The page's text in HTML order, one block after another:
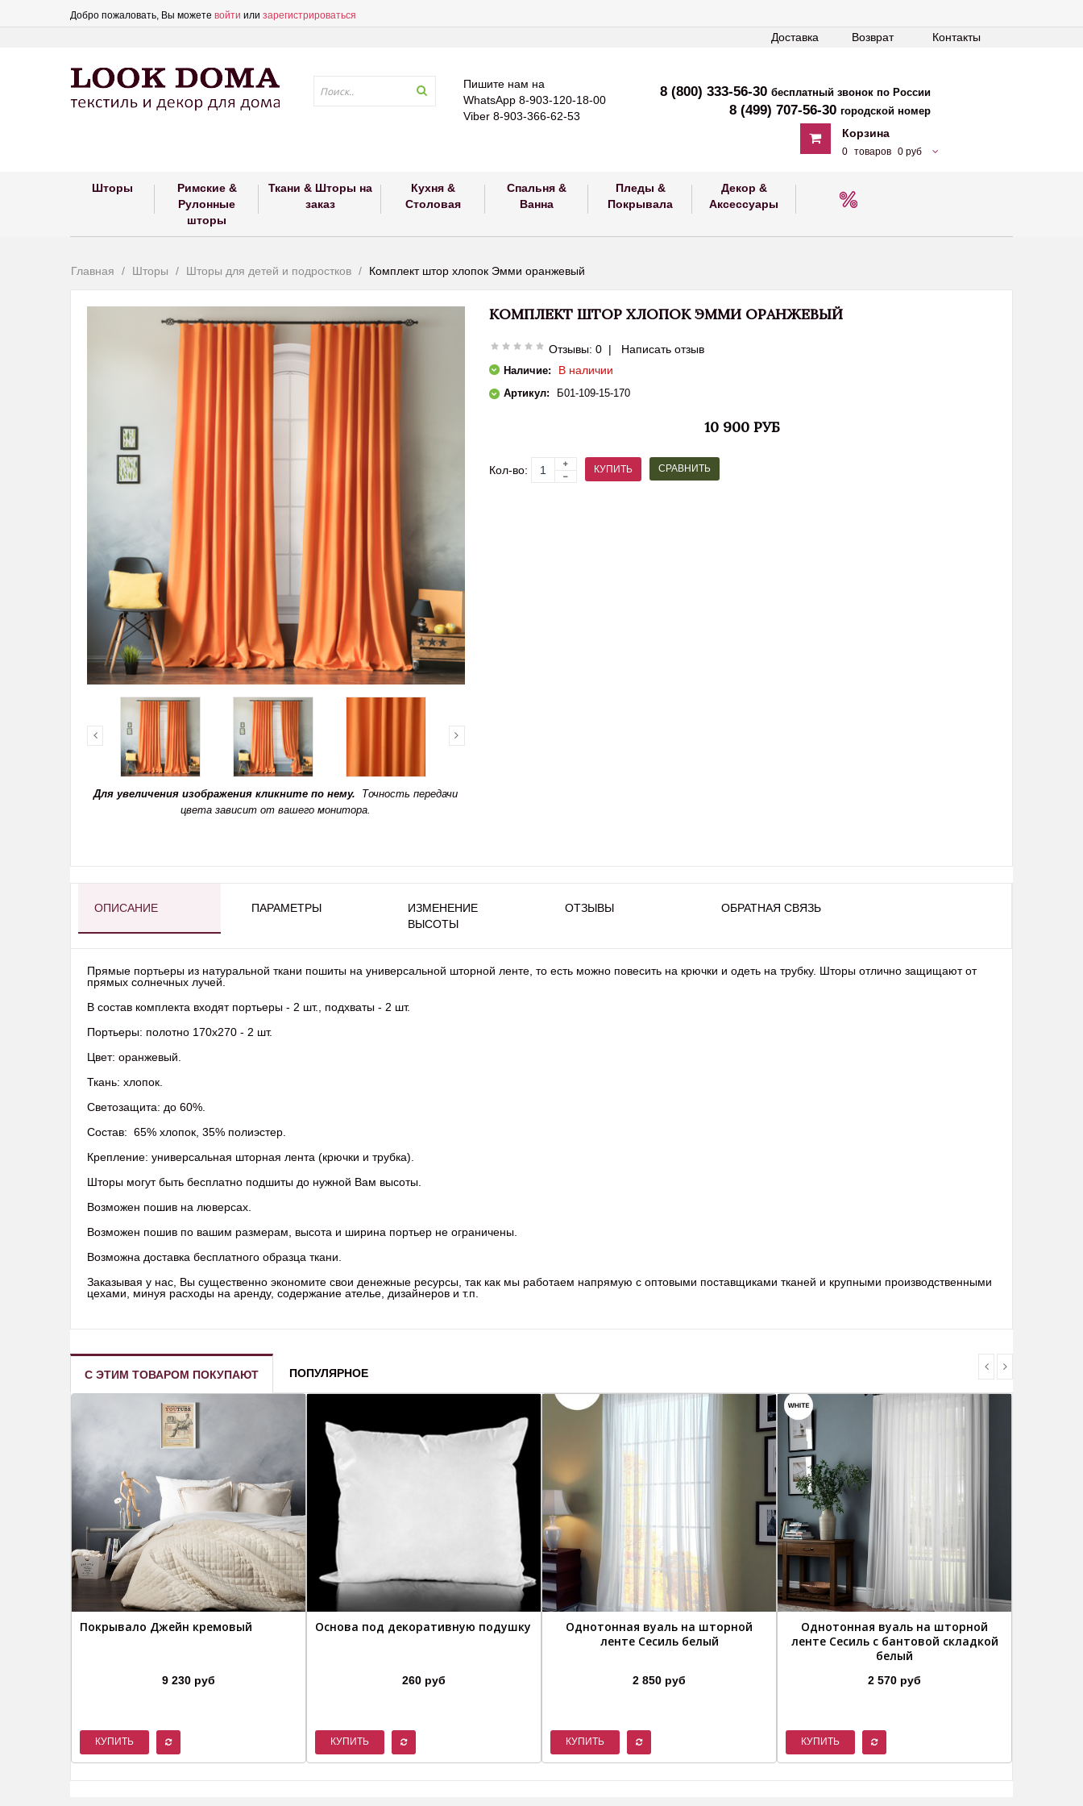
Добро пожаловать, Вы можете войти или зарегистрироваться
Контакты
Возврат
Доставка
Пишите нам на
WhatsApp 8-903-120-18-00
Viber 8-903-366-62-53
8 (800) 333-56-30 бесплатный звонок по России
8 (499) 707-56-30 городской номер
Корзина
0 товаров 0 руб
Шторы
Римские &
Рулонные
шторы
Ткани & Шторы на
заказ
Кухня &
Столовая
Спальня &
Ванна
Пледы &
Покрывала
Декор &
Аксессуары
Главная Шторы Шторы для детей и подростков Комплект штор хлопок Эмми оранжевый
Для увеличения изображения кликните по нему. Точность передачи
цвета зависит от вашего монитора.
КОМПЛЕКТ ШТОР ХЛОПОК ЭММИ ОРАНЖЕВЫЙ
Отзывы: 0| Написать отзыв
Наличие: В наличии
Артикул: Б01-109-15-170
10 900 РУБ
Кол-во: КУПИТЬ СРАВНИТЬ
ОПИСАНИЕ ПАРАМЕТРЫ
ИЗМЕНЕНИЕ
ВЫСОТЫ
ОТЗЫВЫ ОБРАТНАЯ СВЯЗЬ
Прямые портьеры из натуральной ткани пошиты на универсальной шторной ленте, то есть можно повесить на крючки и одеть на трубку. Шторы отлично защищают от
прямых солнечных лучей.
В состав комплекта входят портьеры - 2 шт., подхваты - 2 шт.
Портьеры: полотно 170х270 - 2 шт.
Цвет: оранжевый.
Ткань: хлопок.
Светозащита: до 60%.
Состав: 65% хлопок, 35% полиэстер.
Крепление: универсальная шторная лента (крючки и трубка).
Шторы могут быть бесплатно подшиты до нужной Вам высоты.
Возможен пошив на люверсах.
Возможен пошив по вашим размерам, высота и ширина портьер не ограничены.
Возможна доставка бесплатного образца ткани.
Заказывая у нас, Вы существенно экономите свои денежные ресурсы, так как мы работаем напрямую с оптовыми поставщиками тканей и крупными производственными
цехами, минуя расходы на аренду, содержание ателье, дизайнеров и т.п.
С ЭТИМ ТОВАРОМ ПОКУПАЮТ ПОПУЛЯРНОЕ
Покрывало Джейн кремовый
9 230 руб
КУПИТЬ
Основа под декоративную подушку
260 руб
КУПИТЬ
Однотонная вуаль на шторной
ленте Сесиль белый
2 850 руб
КУПИТЬ
Однотонная вуаль на шторной
ленте Сесиль с бантовой складкой
белый
2 570 руб
КУПИТЬ